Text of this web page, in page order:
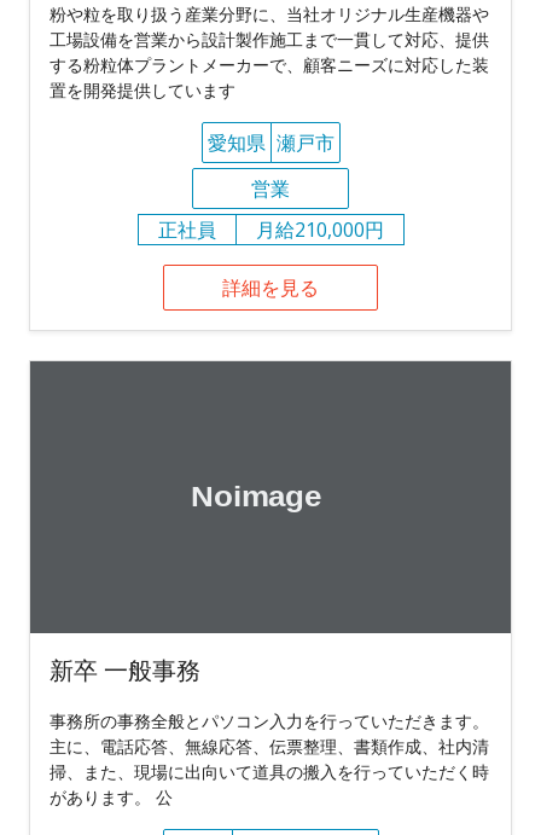
粉や粒を取り扱う産業分野に、当社オリジナル生産機器や
工場設備を営業から設計製作施工まで一貫して対応、提供
する粉粒体プラントメーカーで、顧客ニーズに対応した装
置を開発提供しています
愛知県 瀬戸市
営業
正社員
月給210,000円
詳細を見る
新卒 一般事務
事務所の事務全般とパソコン入力を行っていただきます。
主に、電話応答、無線応答、伝票整理、書類作成、社内清
掃、また、現場に出向いて道具の搬入を行っていただく時
があります。 公